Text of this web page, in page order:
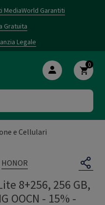
Garantiti
Gratuita
Legale
0
e Cellulari
HONOR
8+256, 256 GB,
OOCN - 15% -